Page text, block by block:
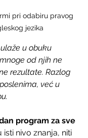
pri odabiru pravog
jezika
u obuku
od njih ne
rezultate. Razlog
već u
program za sve
nivo znanja, niti